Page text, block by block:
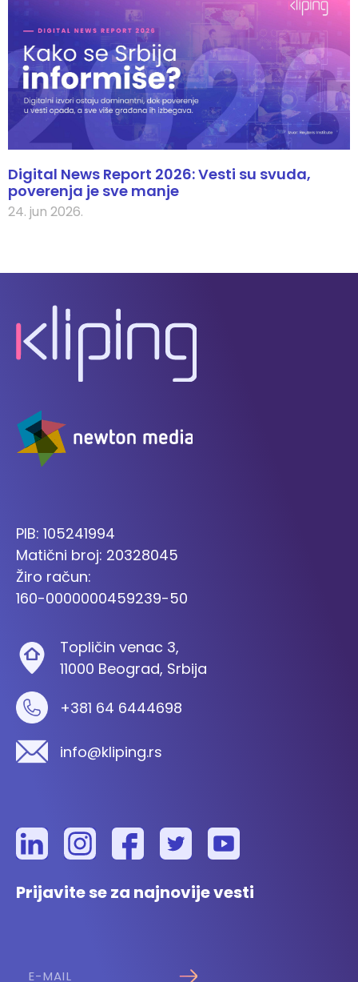
Digital News Report 2026: Vesti su svuda,
poverenja je sve manje
24. jun 2026.
PIB: 105241994
Matični broj: 20328045
Žiro račun:
160-0000000459239-50
Topličin venac 3,
11000 Beograd, Srbija
+381 64 6444698
info@kliping.rs
Prijavite se za najnovije vesti